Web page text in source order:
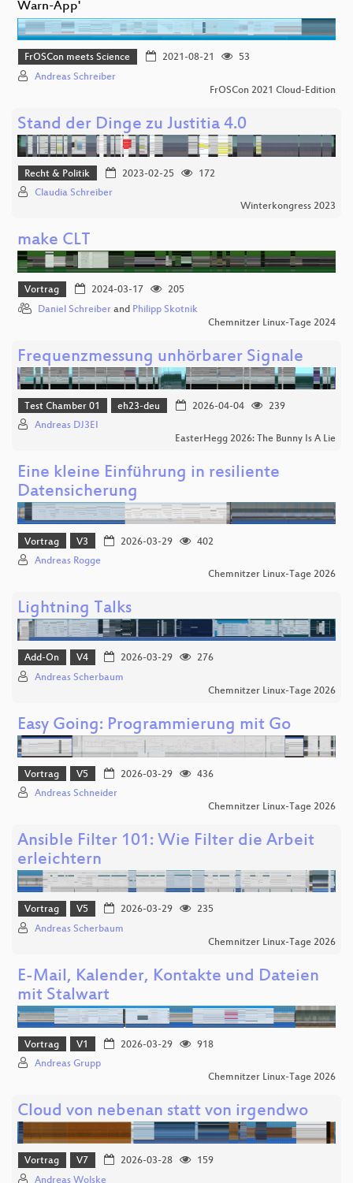
Warn-App'
FrOSCon meets Science 2021-08-21
53
Andreas Schreiber
FrOSCon 2021 Cloud-Edition
Stand der Dinge zu Justitia 4.0
Recht & Politik 2023-02-25
172
Claudia Schreiber
Winterkongress 2023
make CLT
Vortrag 2024-03-17
205
Daniel Schreiber and Philipp Skotnik
Chemnitzer Linux-Tage 2024
Frequenzmessung unhörbarer Signale
Test Chamber 01 eh23-deu 2026-04-04
239
Andreas DJ3EI
EasterHegg 2026: The Bunny Is A Lie
Eine kleine Einführung in resiliente
Datensicherung
Vortrag V3 2026-03-29
402
Andreas Rogge
Chemnitzer Linux-Tage 2026
Lightning Talks
Add-On V4 2026-03-29
276
Andreas Scherbaum
Chemnitzer Linux-Tage 2026
Easy Going: Programmierung mit Go
Vortrag V5 2026-03-29
436
Andreas Schneider
Chemnitzer Linux-Tage 2026
Ansible Filter 101: Wie Filter die Arbeit
erleichtern
Vortrag V5 2026-03-29
235
Andreas Scherbaum
Chemnitzer Linux-Tage 2026
E-Mail, Kalender, Kontakte und Dateien
mit Stalwart
Vortrag V1 2026-03-29
918
Andreas Grupp
Chemnitzer Linux-Tage 2026
Cloud von nebenan statt von irgendwo
Vortrag V7 2026-03-28
159
Andreas Wolske